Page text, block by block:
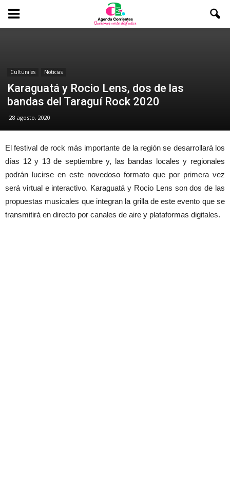
Culturales Noticias
Karaguatá y Rocio Lens, dos de las
bandas del Taraguí Rock 2020
28 agosto, 2020
El festival de rock más importante de la región se desarrollará los
días 12 y 13 de septiembre y, las bandas locales y regionales
podrán lucirse en este novedoso formato que por primera vez
será virtual e interactivo. Karaguatá y Rocio Lens son dos de las
propuestas musicales que integran la grilla de este evento que se
transmitirá en directo por canales de aire y plataformas digitales.